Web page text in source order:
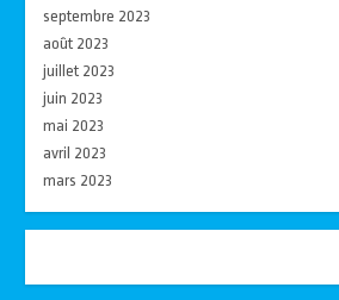
septembre 2023
août 2023
juillet 2023
juin 2023
mai 2023
avril 2023
mars 2023